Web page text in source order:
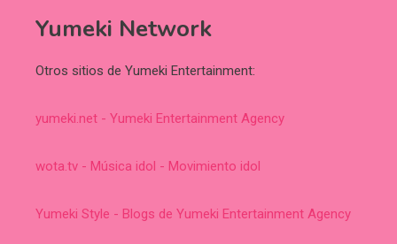
Yumeki Network
Otros sitios de Yumeki Entertainment:
yumeki.net - Yumeki Entertainment Agency
wota.tv - Música idol - Movimiento idol
Yumeki Style - Blogs de Yumeki Entertainment Agency